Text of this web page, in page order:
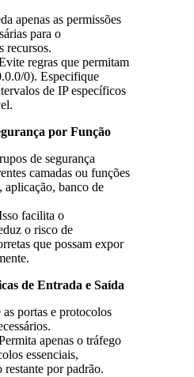
apenas as permissões
para o
recursos.
regras que permitam
0). Especifique
de IP específicos
por Função
de segurança
camadas ou funções
aplicação, banco de
facilita o
o risco de
que possam expor
de Entrada e Saída
portas e protocolos
apenas o tráfego
essenciais,
por padrão.